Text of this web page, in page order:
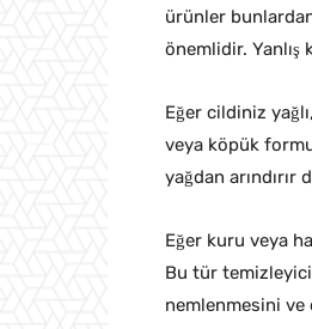
ürünler
önemlidir. Yanlış
Eğer cildiniz
veya köpük
yağdan arındırır
Eğer kuru veya
Bu tür
nemlenmesini ve